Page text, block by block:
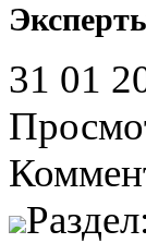
31 01